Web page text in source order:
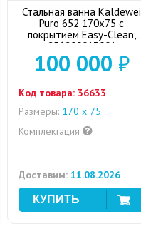
Стальная ванна Kaldewei
Puro 652 170x75 с
покрытием Easy-Clean,
256200013001
100 000 ₽
Код товара: 36633
Размеры: 170 х 75
Комплектация
Доставим: 11.08.2026